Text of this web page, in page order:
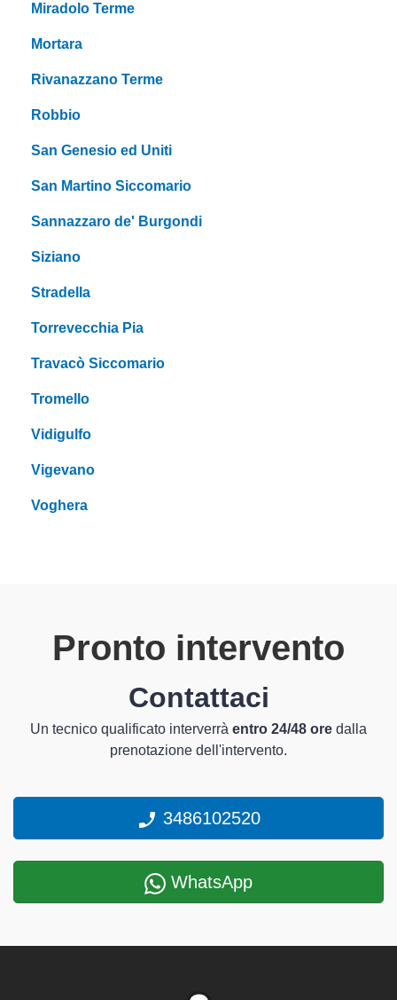
Miradolo Terme
Mortara
Rivanazzano Terme
Robbio
San Genesio ed Uniti
San Martino Siccomario
Sannazzaro de' Burgondi
Siziano
Stradella
Torrevecchia Pia
Travacò Siccomario
Tromello
Vidigulfo
Vigevano
Voghera
Pronto intervento
Contattaci
Un tecnico qualificato interverrà entro 24/48 ore dalla
prenotazione dell'intervento.
3486102520
WhatsApp